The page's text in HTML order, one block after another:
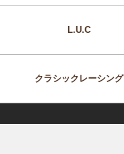
L.U.C
クラシックレーシング